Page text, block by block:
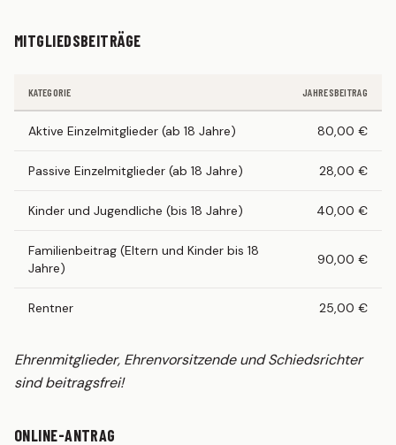
Kader
2. MANNSCHAFT
Kader
Statistik
G-Junioren (U7)
F-Junioren (U8/U9)
D-Junioren (U12/U13)
MITGLIEDSBEITRÄGE
KATEGORIE JAHRESBEITRAG
Aktive Einzelmitglieder (ab 18 Jahre) 80,00 €
Passive Einzelmitglieder (ab 18 Jahre) 28,00 €
Kinder und Jugendliche (bis 18 Jahre) 40,00 €
Familienbeitrag (Eltern und Kinder bis 18
Jahre)
90,00 €
Rentner 25,00 €
Ehrenmitglieder, Ehrenvorsitzende und Schiedsrichter
sind beitragsfrei!
ONLINE-ANTRAG